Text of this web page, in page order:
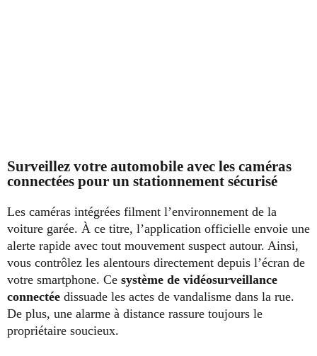
Surveillez votre automobile avec les caméras
connectées pour un stationnement sécurisé
Les caméras intégrées filment l’environnement de la
voiture garée. À ce titre, l’application officielle envoie une
alerte rapide avec tout mouvement suspect autour. Ainsi,
vous contrôlez les alentours directement depuis l’écran de
votre smartphone. Ce système de vidéosurveillance
connectée dissuade les actes de vandalisme dans la rue.
De plus, une alarme à distance rassure toujours le
propriétaire soucieux.